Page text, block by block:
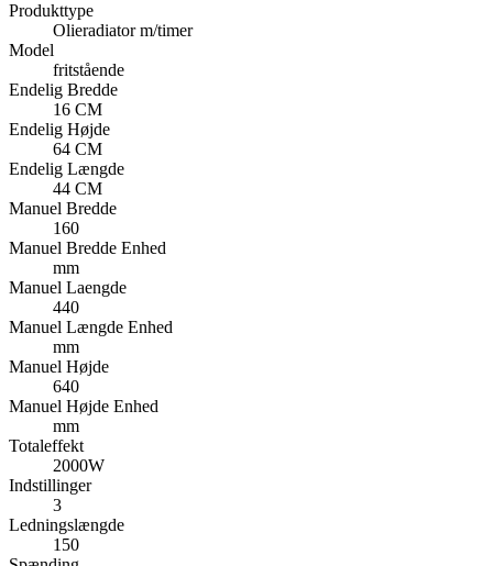
Produkttype
Olieradiator m/timer
Model
fritstående
Endelig Bredde
16 CM
Endelig Højde
64 CM
Endelig Længde
44 CM
Manuel Bredde
160
Manuel Bredde Enhed
mm
Manuel Laengde
440
Manuel Længde Enhed
mm
Manuel Højde
640
Manuel Højde Enhed
mm
Totaleffekt
2000W
Indstillinger
3
Ledningslængde
150